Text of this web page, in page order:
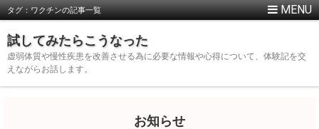
タグ：ワクチンの記事一覧
試してみたらこうなった
虚弱体質や慢性疾患を改善させる為に必要な情報や心得について、体験記を交
えながらお話します。
お知らせ